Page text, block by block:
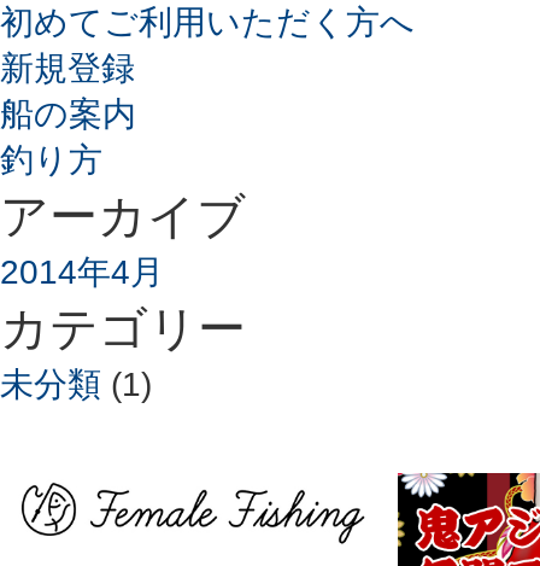
初めてご利用いただく方へ
新規登録
船の案内
釣り方
アーカイブ
2014年4月
カテゴリー
未分類 (1)